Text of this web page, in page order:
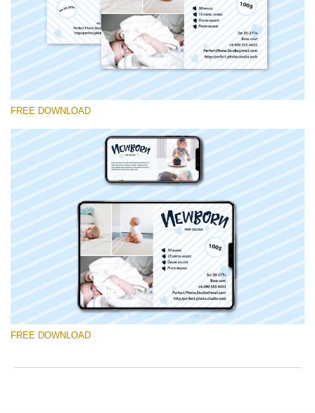
Veuillez sélectionner
Free Mini Session Template #12
Photographer Marketing Templates
Téléchargement Gratuit
FREE DOWNLOAD
FREE DOWNLOAD